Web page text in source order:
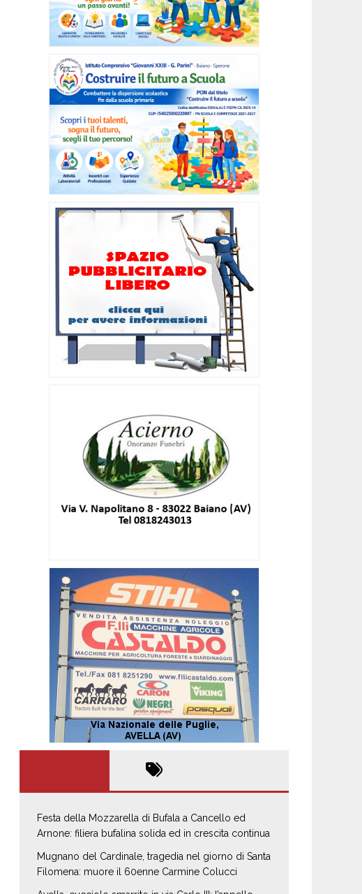
Festa della Mozzarella di Bufala a Cancello ed
Arnone: filiera bufalina solida ed in crescita continua
Mugnano del Cardinale, tragedia nel giorno di Santa
Filomena: muore il 60enne Carmine Colucci